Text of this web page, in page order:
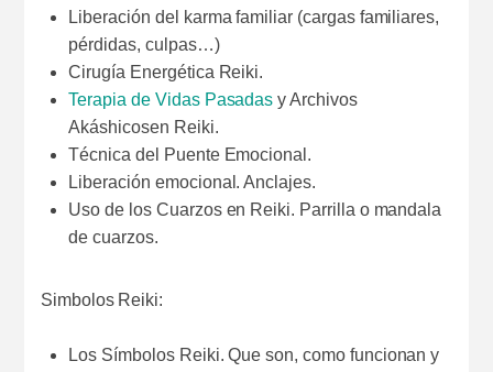
Liberación del karma familiar (cargas familiares,
pérdidas, culpas…)
Cirugía Energética Reiki.
Terapia de Vidas Pasadas y Archivos
Akáshicosen Reiki.
Técnica del Puente Emocional.
Liberación emocional. Anclajes.
Uso de los Cuarzos en Reiki. Parrilla o mandala
de cuarzos.
Simbolos Reiki:
Los Símbolos Reiki. Que son, como funcionan y